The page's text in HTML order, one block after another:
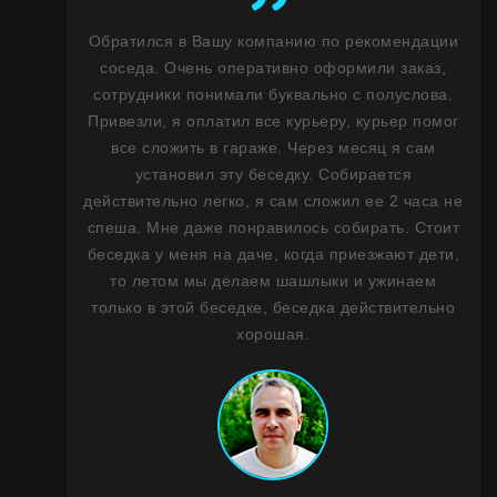
ребром.
ее
и
сидеть
Обратился в Вашу компанию по рекомендации
соседа. Очень оперативно оформили заказ,
сотрудники понимали буквально с полуслова.
Привезли, я оплатил все курьеру, курьер помог
все сложить в гараже. Через месяц я сам
установил эту беседку. Собирается
действительно легко, я сам сложил ее 2 часа не
спеша. Мне даже понравилось собирать. Стоит
беседка у меня на даче, когда приезжают дети,
то летом мы делаем шашлыки и ужинаем
только в этой беседке, беседка действительно
хорошая.